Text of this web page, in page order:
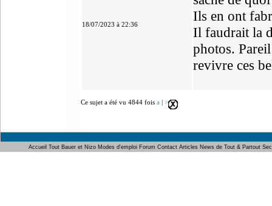
18/07/2023 à 22:36
Ils en ont
Il faudrait la
photos.
revivre ces
Ce sujet a été vu 4844 fois a | >
Accueil Tout Bauer et Nizo Modes d'emploi Forum Contact Articles News de Tout & Partout